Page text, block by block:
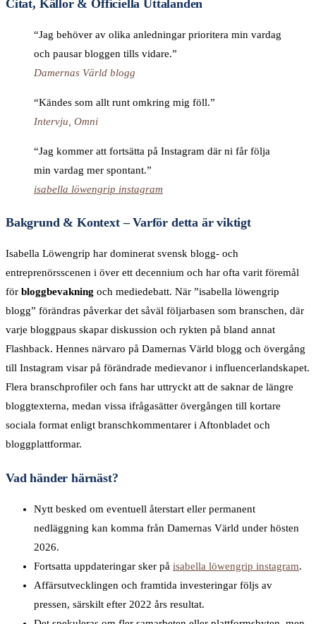
Citat, Källor & Officiella Uttalanden
“Jag behöver av olika anledningar prioritera min vardag
och pausar bloggen tills vidare.”
Damernas Värld blogg
“Kändes som allt runt omkring mig föll.”
Intervju, Omni
“Jag kommer att fortsätta på Instagram där ni får följa
min vardag mer spontant.”
isabella löwengrip instagram
Bakgrund & Kontext – Varför detta är viktigt
Isabella Löwengrip har dominerat svensk blogg- och
entreprenörsscenen i över ett decennium och har ofta varit föremål
för bloggbevakning och mediedebatt. När ”isabella löwengrip
blogg” förändras påverkar det såväl följarbasen som branschen, där
varje bloggpaus skapar diskussion och rykten på bland annat
Flashback. Hennes närvaro på Damernas Värld blogg och övergång
till Instagram visar på förändrade medievanor i influencerlandskapet.
Flera branschprofiler och fans har uttryckt att de saknar de längre
bloggtexterna, medan vissa ifrågasätter övergången till kortare
sociala format enligt branschkommentarer i Aftonbladet och
bloggplattformar.
Vad händer härnäst?
Nytt besked om eventuell återstart eller permanent
nedläggning kan komma från Damernas Värld under hösten
2026.
Fortsatta uppdateringar sker på isabella löwengrip instagram.
Affärsutvecklingen och framtida investeringar följs av
pressen, särskilt efter 2022 års resultat.